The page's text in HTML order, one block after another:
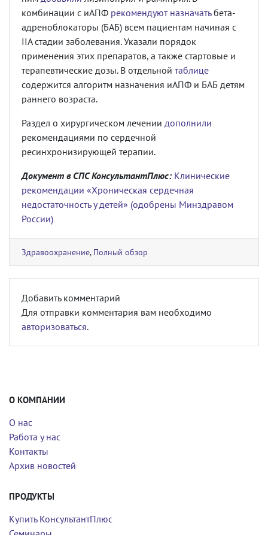
комбинации с иАПФ рекомендуют назначатьбета-
адреноблокаторы (БАБ) всем пациентам начиная с
IIА стадии заболевания. Указали порядок
применения этих препаратов, а также стартовые и
терапевтические дозы. В отдельной таблице
содержится алгоритм назначения иАПФ и БАБ детям
раннего возраста.
Раздел о хирургическом лечении дополнили
рекомендациями по сердечной
ресинхронизирующей терапии.
Документ в СПС КонсультантПлюс: Клинические
рекомендации «Хроническая сердечная
недостаточность у детей» (одобрены Минздравом
России)
Здравоохранение, Полный обзор
Добавить комментарий
Для отправки комментария вам необходимо
авторизоваться.
О КОМПАНИИ
О нас
Работа у нас
Контакты
Архив новостей
ПРОДУКТЫ
Купить КонсультантПлюс